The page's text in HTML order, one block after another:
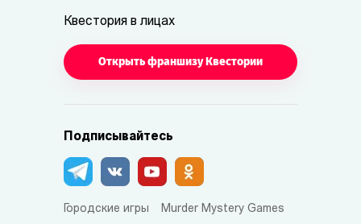
Квестория в лицах
Открыть франшизу Квестории
Подписывайтесь
Городские игры Murder Mystery Games